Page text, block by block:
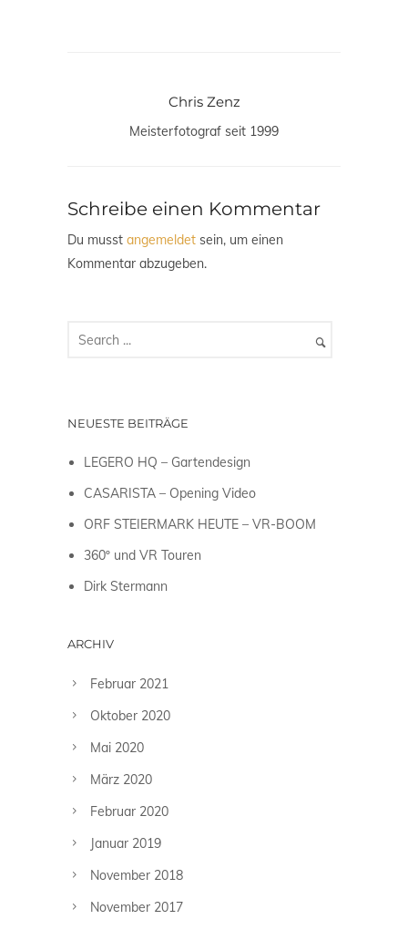
Chris Zenz
Meisterfotograf seit 1999
Schreibe einen Kommentar
Du musst angemeldet sein, um einen
Kommentar abzugeben.
NEUESTE BEITRÄGE
LEGERO HQ – Gartendesign
CASARISTA – Opening Video
ORF STEIERMARK HEUTE – VR-BOOM
360º und VR Touren
Dirk Stermann
ARCHIV
Februar 2021
Oktober 2020
Mai 2020
März 2020
Februar 2020
Januar 2019
November 2018
November 2017